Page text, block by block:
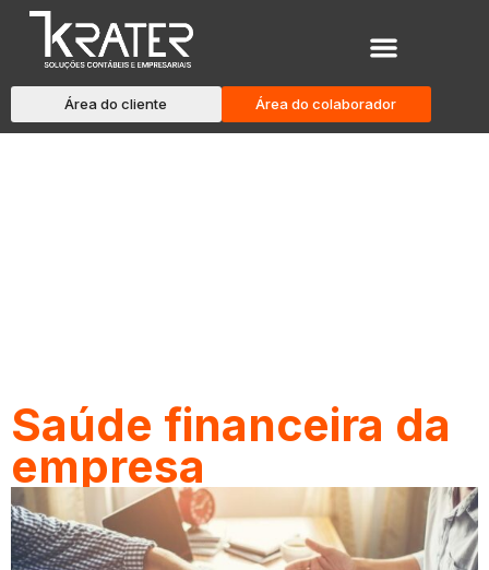
Área do cliente Área do colaborador
Saúde financeira da
empresa